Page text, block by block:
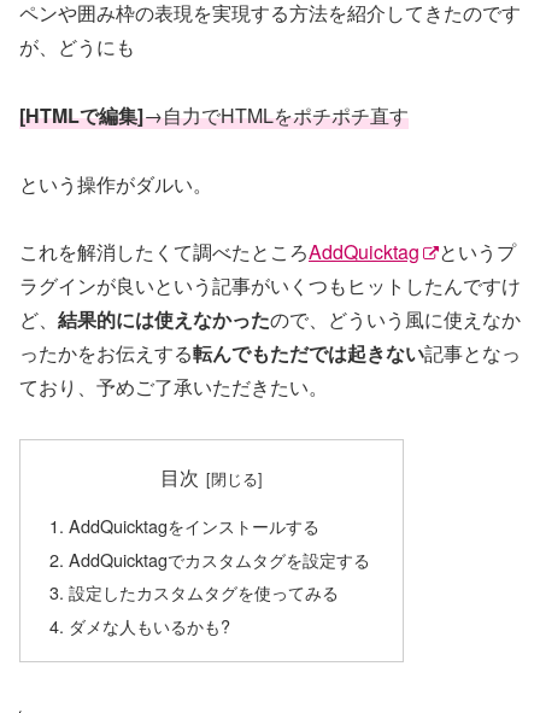
ペンや囲み枠の表現を実現する方法を紹介してきたのです
が、どうにも
[HTMLで編集]→自力でHTMLをポチポチ直す
という操作がダルい。
これを解消したくて調べたところAddQuicktag
というプ
ラグインが良いという記事がいくつもヒットしたんですけ
ど、 結果的には使えなかったので、どういう風に使えなか
ったかをお伝えする転んでもただでは起きない記事となっ
ており、予めご了承いただきたい。
目次
AddQuicktagをインストールする
AddQuicktagでカスタムタグを設定する
設定したカスタムタグを使ってみる
ダメな人もいるかも?